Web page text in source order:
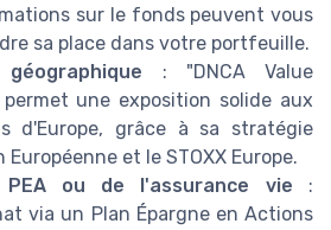
sur le fonds peuvent vous
sa place dans votre portfeuille.
: "DNCA Value
permet une exposition solide aux
d'Europe, grâce à sa stratégie
Européenne et le STOXX Europe.
ou de l'assurance vie :
via un Plan Épargne en Actions